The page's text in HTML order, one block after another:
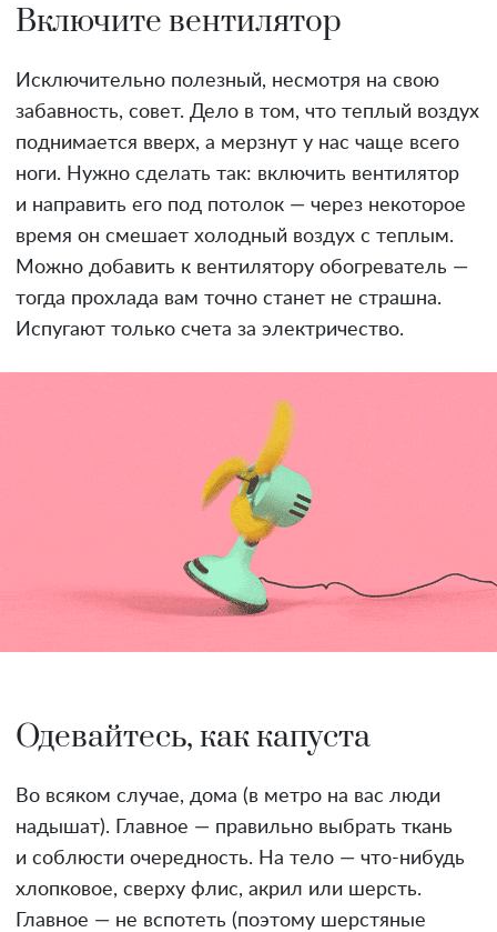
Включите вентилятор
Исключительно полезный, несмотря на свою
забавность, совет. Дело в том, что теплый воздух
поднимается вверх, а мерзнут у нас чаще всего
ноги. Нужно сделать так: включить вентилятор
и направить его под потолок — через некоторое
время он смешает холодный воздух с теплым.
Можно добавить к вентилятору обогреватель —
тогда прохлада вам точно станет не страшна.
Испугают только счета за электричество.
Одевайтесь, как капуста
Во всяком случае, дома (в метро на вас люди
надышат). Главное — правильно выбрать ткань
и соблюсти очередность. На тело — что-нибудь
хлопковое, сверху флис, акрил или шерсть.
Главное — не вспотеть (поэтому шерстяные